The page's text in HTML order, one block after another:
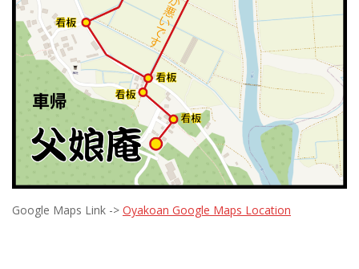
Google Maps Link -> Oyakoan Google Maps Location